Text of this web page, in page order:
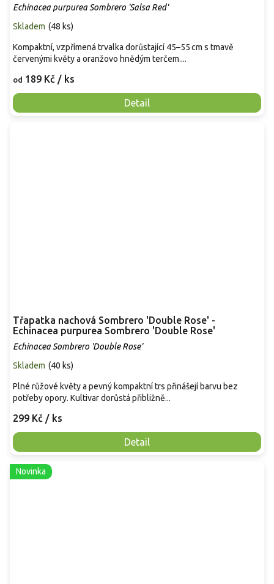
Echinacea purpurea Sombrero 'Salsa Red'
Skladem (48 ks)
od 189 Kč / ks
Detail
Kompaktní, vzpřímená trvalka dorůstající 45–55 cm s tmavě
červenými květy a oranžovo hnědým terčem....
Třapatka nachová Sombrero 'Double Rose' -
Echinacea purpurea Sombrero 'Double Rose'
Echinacea Sombrero 'Double Rose'
Skladem (40 ks)
299 Kč / ks
Detail
Plné růžové květy a pevný kompaktní trs přinášejí barvu bez
potřeby opory. Kultivar dorůstá přibližně...
Novinka